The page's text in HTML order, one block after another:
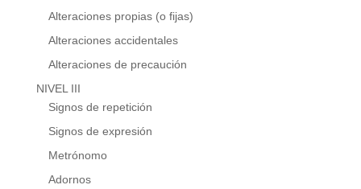
Alteraciones propias (o fijas)
Alteraciones accidentales
Alteraciones de precaución
NIVEL III
Signos de repetición
Signos de expresión
Metrónomo
Adornos